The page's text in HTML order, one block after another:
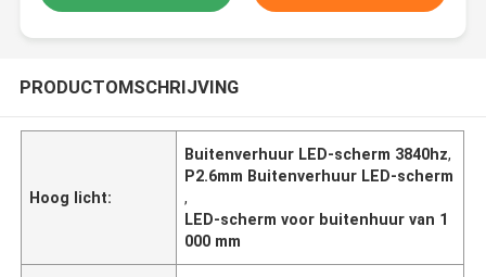
PRODUCTOMSCHRIJVING
Hoog licht:
Buitenverhuur LED-scherm 3840hz,
P2.6mm Buitenverhuur LED-scherm
,
LED-scherm voor buitenhuur van 1
000 mm